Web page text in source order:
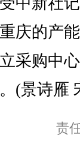
庆的产
采购中
。(景诗
责